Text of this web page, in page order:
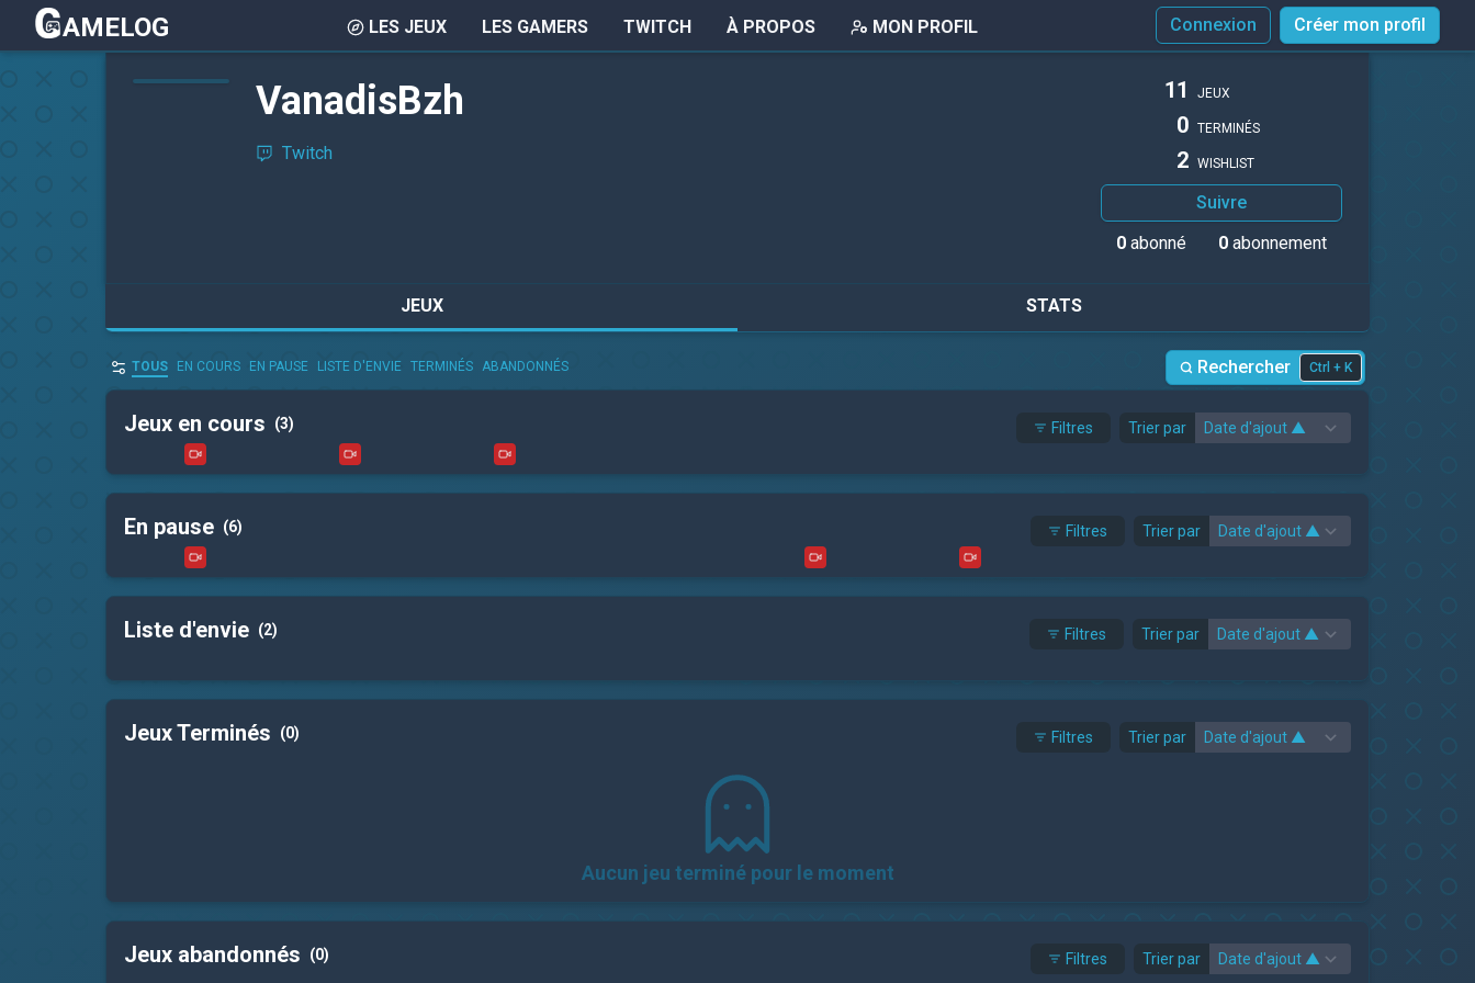
AMELOG LES JEUX LES GAMERS TWITCH À PROPOS MON PROFIL Connexion Créer mon profil
VanadisBzh
Twitch
11 JEUX
0 TERMINÉS
2 WISHLIST
Suivre
0abonné 0abonnement
JEUX STATS
TOUS EN COURS EN PAUSE LISTE D'ENVIE TERMINÉS ABANDONNÉS Rechercher Ctrl + K
Jeux en cours (3) Filtres Trier par
En pause (6) Filtres Trier par
Liste d'envie (2) Filtres Trier par
Jeux Terminés (0) Filtres Trier par
Aucun jeu terminé pour le moment
Jeux abandonnés (0) Filtres Trier par